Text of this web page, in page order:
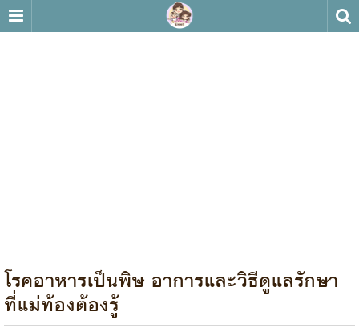
โรคอาหารเป็นพิษ อาการและวิธีดูแลรักษา
ที่แม่ท้องต้องรู้